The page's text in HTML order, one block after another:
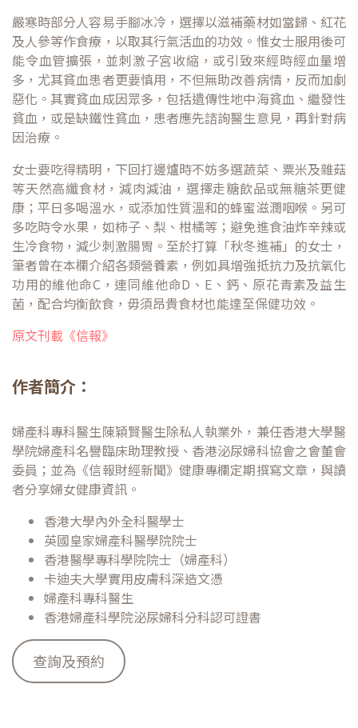
嚴寒時部分人容易手腳冰冷，選擇以滋補藥材如當歸、紅花
及人參等作食療，以取其行氣活血的功效。惟女士服用後可
能令血管擴張，並刺激子宮收縮，或引致來經時經血量增
多，尤其貧血患者更要慎用，不但無助改善病情，反而加劇
惡化。其實貧血成因眾多，包括遺傳性地中海貧血、繼發性
貧血，或是缺鐵性貧血，患者應先諮詢醫生意見，再針對病
因治療。
女士要吃得精明，下回打邊爐時不妨多選蔬菜、粟米及雜菇
等天然高纖食材，減肉減油，選擇走糖飲品或無糖茶更健
康；平日多喝溫水，或添加性質溫和的蜂蜜滋潤咽喉。另可
多吃時令水果，如柿子、梨、柑橘等；避免進食油炸辛辣或
生冷食物，減少刺激腸胃。至於打算「秋冬進補」的女士，
筆者曾在本欄介紹各類營養素，例如具增強抵抗力及抗氧化
功用的維他命C，連同維他命D、E、鈣、原花青素及益生
菌，配合均衡飲食，毋須昂貴食材也能達至保健功效。
原文刊載《信報》
作者簡介：
婦產科專科醫生陳穎賢醫生除私人執業外，兼任香港大學醫
學院婦產科名譽臨床助理教授、香港泌尿婦科協會之會董會
委員；並為《信報財經新聞》健康專欄定期撰寫文章，與讀
者分享婦女健康資訊。
香港大學內外全科醫學士
英國皇家婦產科醫學院院士
香港醫學專科學院院士（婦產科）
卡迪夫大學實用皮膚科深造文憑
婦產科專科醫生
香港婦產科學院泌尿婦科分科認可證書
查詢及預約